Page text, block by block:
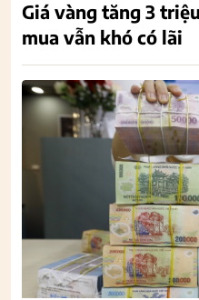
Giá vàng tăng 3
mua vẫn khó có lãi